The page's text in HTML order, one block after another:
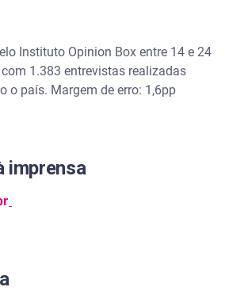
Instituto Opinion Box entre 14 e 24
1.383 entrevistas realizadas
o país. Margem de erro: 1,6pp
imprensa